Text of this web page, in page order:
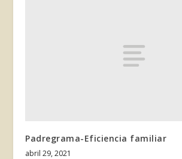
Padregrama-Eficiencia familiar
abril 29, 2021